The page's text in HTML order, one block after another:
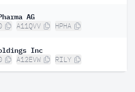
AG
A11QVV HPHA
Inc
A12EVW RILY